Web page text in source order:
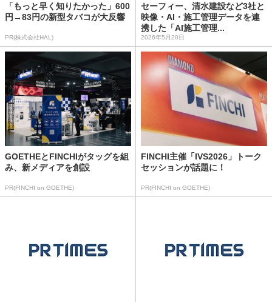
「もっと早く知りたかった」600
円→83円の新型タバコが大反響
PR(株式会社HAL)
セーフィー、清水建設など3社と
映像・AI・施工管理データを連
携した「AI施工管理...
2026年5月20日
GOETHEとFINCHIがタッグを組
み、新メディアを創設
PR(FINCHI on GOETHE)
FINCHI主催「IVS2026」トーク
セッションが話題に！
PR(FINCHI on GOETHE)